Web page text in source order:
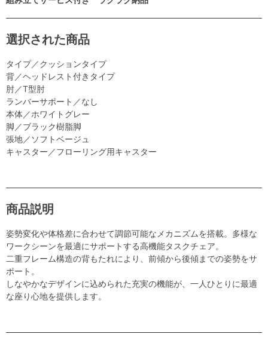
選択された商品
タイプ／クッションタイプ
背／ヘッドレスト付きタイプ
肘／T型肘
ランバーサポート／なし
本体／ホワイトグレー
脚／ブラック樹脂脚
張地／ソフトベージュ
キャスター／フローリング用キャスター
商品説明
姿勢変化や体格差に合わせて調節可能なメカニズムを搭載。多様な
ワークシーンを最適にサポートする高機能タスクチェア。
二重フレーム構造の背もたれにより、前傾から後傾までの姿勢をサ
ポート。
しなやかなデザインに込められた充実の機能が、一人ひとりに最適
な座り心地を提供します。